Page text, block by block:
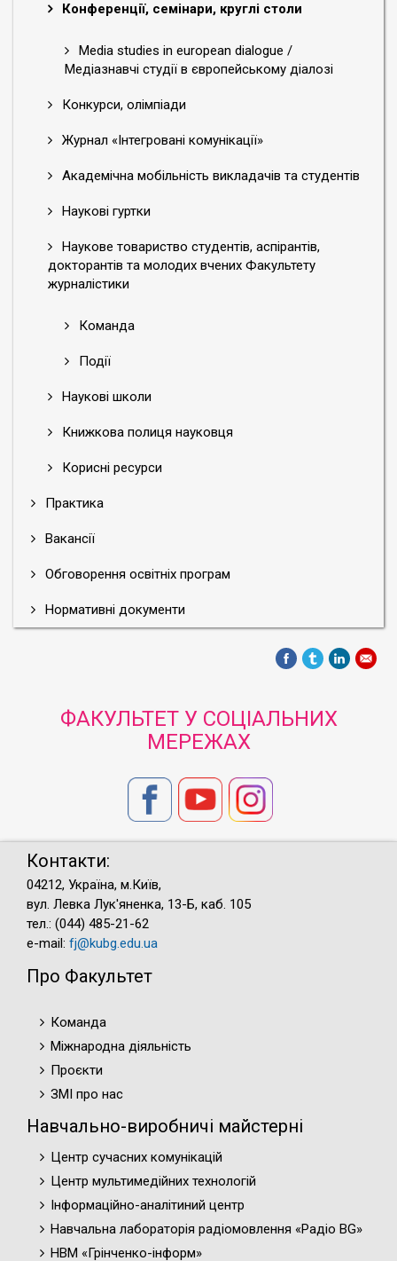
Конференції, семінари, круглі столи
Media studies in european dialogue /
Медіазнавчі студії в європейському діалозі
Конкурси, олімпіади
Журнал «Інтегровані комунікації»
Академічна мобільність викладачів та студентів
Наукові гуртки
Наукове товариство студентів, аспірантів,
докторантів та молодих вчених Факультету
журналістики
Команда
Події
Наукові школи
Книжкова полиця науковця
Корисні ресурси
Практика
Вакансії
Обговорення освітніх програм
Нормативні документи
ФАКУЛЬТЕТ У СОЦІАЛЬНИХ
МЕРЕЖАХ
Контакти:
04212, Україна, м.Київ,
вул. Левка Лук'яненка, 13-Б, каб. 105
тел.: (044) 485-21-62
e-mail: fj@kubg.edu.ua
Про Факультет
Команда
Міжнародна діяльність
Проєкти
ЗМІ про нас
Навчально-виробничі майстерні
Центр сучасних комунікацій
Центр мультимедійних технологій
Інформаційно-аналітиний центр
Навчальна лабораторія радіомовлення «Радіо BG»
НВМ «Грінченко-інформ»